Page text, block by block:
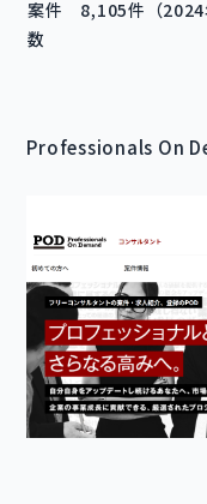
案件
数
8,105件（2024
Professionals On